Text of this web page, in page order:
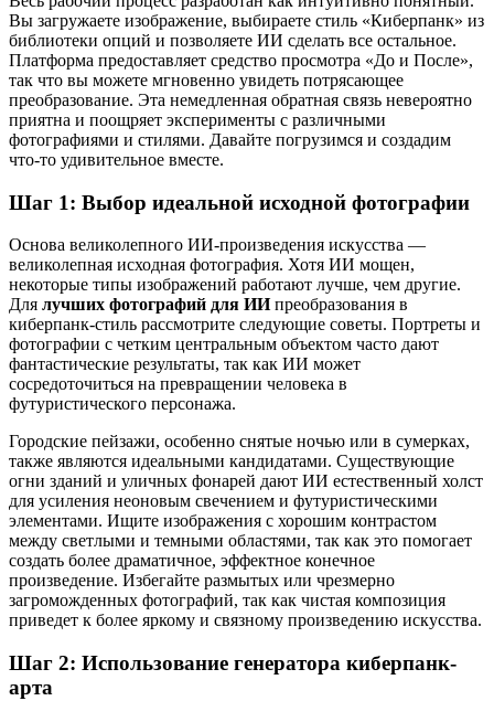
Вы загружаете изображение, выбираете стиль «Киберпанк» из
библиотеки опций и позволяете ИИ сделать все остальное.
Платформа предоставляет средство просмотра «До и После»,
так что вы можете мгновенно увидеть потрясающее
преобразование. Эта немедленная обратная связь невероятно
приятна и поощряет эксперименты с различными
фотографиями и стилями. Давайте погрузимся и создадим
что-то удивительное вместе.
Шаг 1: Выбор идеальной исходной фотографии
Основа великолепного ИИ-произведения искусства —
великолепная исходная фотография. Хотя ИИ мощен,
некоторые типы изображений работают лучше, чем другие.
Для лучших фотографий для ИИпреобразования в
киберпанк-стиль рассмотрите следующие советы. Портреты и
фотографии с четким центральным объектом часто дают
фантастические результаты, так как ИИ может
сосредоточиться на превращении человека в
футуристического персонажа.
Городские пейзажи, особенно снятые ночью или в сумерках,
также являются идеальными кандидатами. Существующие
огни зданий и уличных фонарей дают ИИ естественный холст
для усиления неоновым свечением и футуристическими
элементами. Ищите изображения с хорошим контрастом
между светлыми и темными областями, так как это помогает
создать более драматичное, эффектное конечное
произведение. Избегайте размытых или чрезмерно
загроможденных фотографий, так как чистая композиция
приведет к более яркому и связному произведению искусства.
Шаг 2: Использование генератора киберпанк-
арта